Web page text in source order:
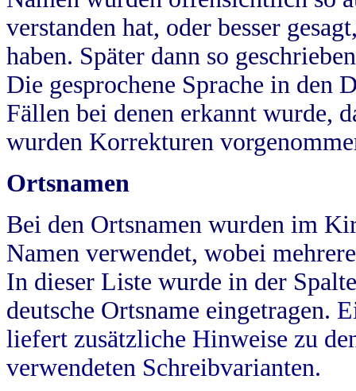
verstanden hat, oder besser
haben. Später dann so
Die gesprochene Sprache in
Fällen bei denen erkannt wurde,
wurden Korrekturen
Ortsnamen
Bei den Ortsnamen wurden im
Namen verwendet, wobei
In dieser Liste wurde in der
deutsche Ortsname eingetragen.
liefert zusätzliche Hinweise zu
verwendeten Schreibvarianten.